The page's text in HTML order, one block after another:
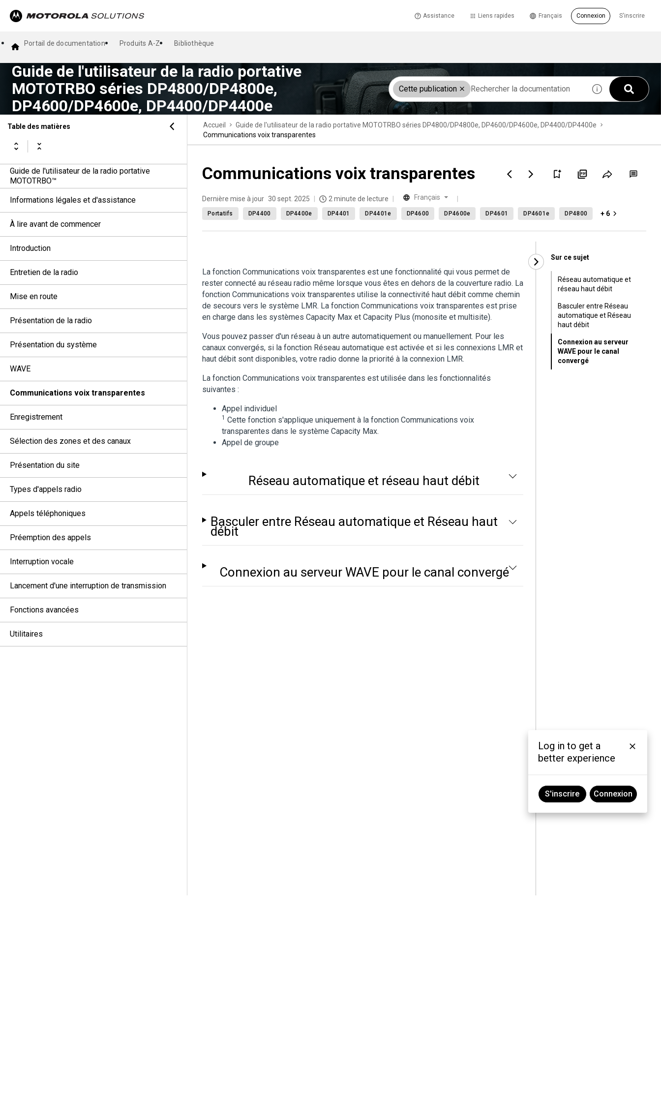
Assistance Liens rapides S'inscrire
Français Connexion
Portail de documentation Produits A-Z Bibliothèque
Guide de l'utilisateur de la radio portative
MOTOTRBO séries DP4800/DP4800e,
DP4600/DP4600e, DP4400/DP4400e
Cette publication
Table des matières
Guide de l'utilisateur de la radio portative
MOTOTRBO™
Informations légales et d'assistance
À lire avant de commencer
Introduction
Entretien de la radio
Mise en route
Présentation de la radio
Présentation du système
WAVE
Communications voix transparentes
Enregistrement
Sélection des zones et des canaux
Présentation du site
Types d'appels radio
Appels téléphoniques
Préemption des appels
Interruption vocale
Lancement d'une interruption de transmission
Fonctions avancées
Utilitaires
Accueil
Guide de l'utilisateur de la radio portative MOTOTRBO séries DP4800/DP4800e, DP4600/DP4600e, DP4400/DP4400e
Communications voix transparentes
Communications voix transparentes
Dernière mise à jour 30 sept. 2025 2 minute de lecture Français
Portatifs DP4400 DP4400e DP4401 DP4401e DP4600 DP4600e DP4601 DP4601e DP4800 + 6
La fonction Communications voix transparentes est une fonctionnalité qui vous permet de
rester connecté au réseau radio même lorsque vous êtes en dehors de la couverture radio. La
fonction Communications voix transparentes utilise la connectivité haut débit comme chemin
de secours vers le système LMR. La fonction Communications voix transparentes est prise
en charge dans les systèmes Capacity Max et Capacity Plus (monosite et multisite).
Vous pouvez passer d'un réseau à un autre automatiquement ou manuellement. Pour les
canaux convergés, si la fonction Réseau automatique est activée et si les connexions LMR et
haut débit sont disponibles, votre radio donne la priorité à la connexion LMR.
La fonction Communications voix transparentes est utilisée dans les fonctionnalités
suivantes :
Appel individuel
1 Cette fonction s'applique uniquement à la fonction Communications voix
transparentes dans le système Capacity Max.
Appel de groupe
Réseau automatique et réseau haut débit
Basculer entre Réseau automatique et Réseau haut
débit
Connexion au serveur WAVE pour le canal convergé
Sur ce sujet
Réseau automatique et
réseau haut débit
Basculer entre Réseau
automatique et Réseau
haut débit
Connexion au serveur
WAVE pour le canal
convergé
Log in to get a
better experience
S'inscrire Connexion